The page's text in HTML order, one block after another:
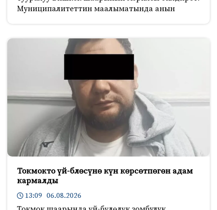
Муниципалитеттин маалыматында анын
Токмокто үй-блөсүнө күн көрсөтпөгөн адам
кармалды
13:09 06.08.2026